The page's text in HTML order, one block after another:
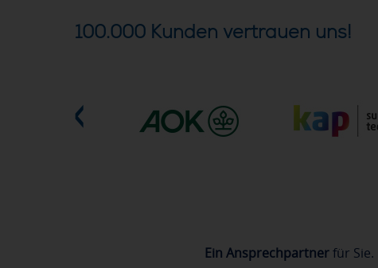
100.000 Kunden vertrauen uns!
Ein Ansprechpartnerfür Sie.